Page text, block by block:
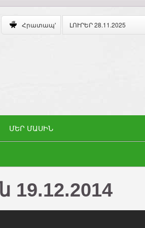
Հրատապ' ԼՈՒՐԵՐ 28.11.2025
ՄԵՐ ՄԱՍԻՆ